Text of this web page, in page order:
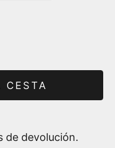
de devolución.